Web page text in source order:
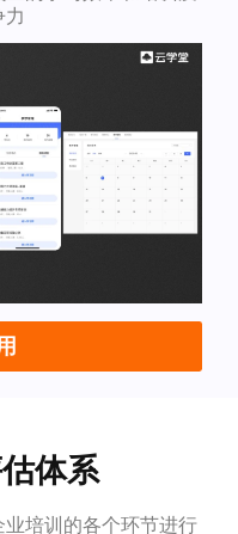
体系
培训的各个环节进行